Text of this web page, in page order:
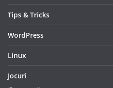
Tips & Tricks
WordPress
Linux
Jocuri